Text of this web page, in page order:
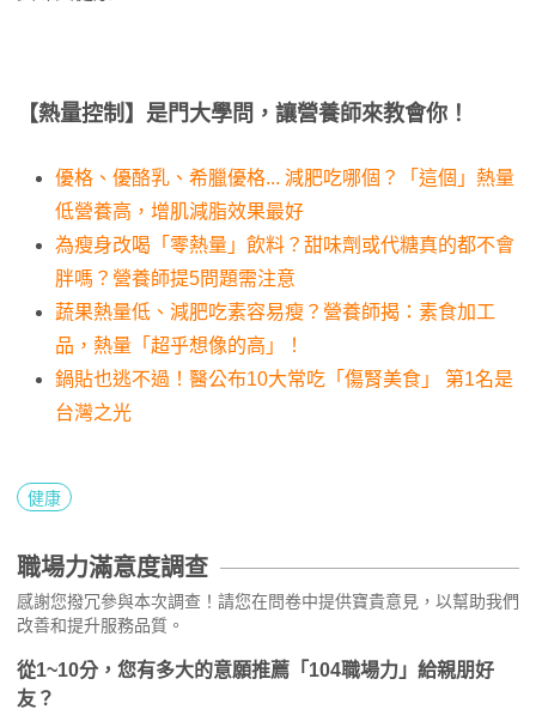
【熱量控制】是門大學問，讓營養師來教會你！
優格、優酪乳、希臘優格... 減肥吃哪個？「這個」熱量
低營養高，增肌減脂效果最好
為瘦身改喝「零熱量」飲料？甜味劑或代糖真的都不會
胖嗎？營養師提5問題需注意
蔬果熱量低、減肥吃素容易瘦？營養師揭：素食加工
品，熱量「超乎想像的高」！
鍋貼也逃不過！醫公布10大常吃「傷腎美食」 第1名是
台灣之光
健康
職場力滿意度調查
感謝您撥冗參與本次調查！請您在問卷中提供寶貴意見，以幫助我們
改善和提升服務品質。
從1~10分，您有多大的意願推薦「104職場力」給親朋好
友？